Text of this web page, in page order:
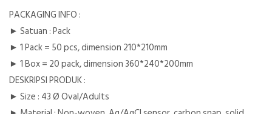
PACKAGING INFO :
► Satuan : Pack
► 1 Pack = 50 pcs, dimension 210*210mm
► 1 Box = 20 pack, dimension 360*240*200mm
DESKRIPSI PRODUK :
► Size : 43 Ø Oval/Adults